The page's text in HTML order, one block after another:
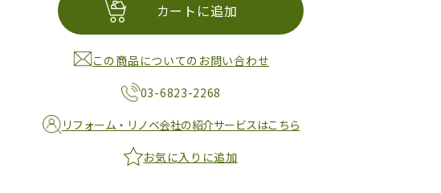
カートに追加
この商品についてのお問い合わせ
03-6823-2268
リフォーム・リノベ会社の紹介サービスはこちら
お気に入りに追加